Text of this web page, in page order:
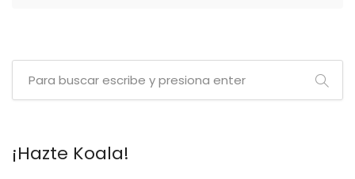
¡Hazte Koala!